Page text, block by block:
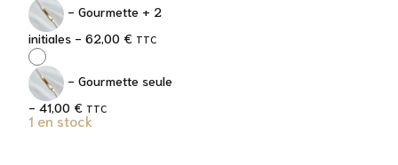
- Gourmette + 2
initiales - 62,00 € TTC
- Gourmette seule
- 41,00 € TTC
1 en stock